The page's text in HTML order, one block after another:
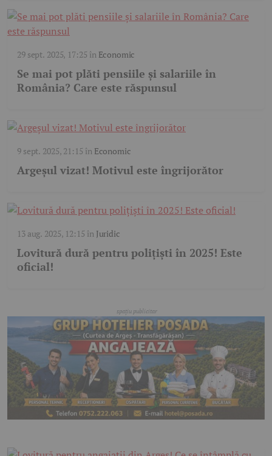
29 sept. 2025, 17:25 în Economic
Se mai pot plăti pensiile și salariile în
România? Care este răspunsul
9 sept. 2025, 21:15 în Economic
Argeșul vizat! Motivul este îngrijorător
13 aug. 2025, 12:15 în Juridic
Lovitură dură pentru polițiști în 2025! Este
oficial!